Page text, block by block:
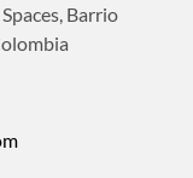
Barrio